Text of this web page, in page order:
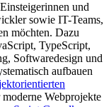
und
sowie IT-Teams,
möchten. Dazu
TypeScript,
Softwaredesign und
aufbauen
Webprojekte